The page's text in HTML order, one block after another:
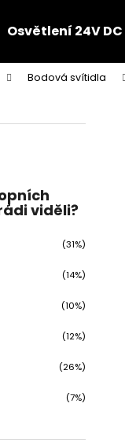
Osvětlení 24V DC
Bodová svítidla
viděli?
(31%)
(14%)
(10%)
(12%)
(26%)
(7%)